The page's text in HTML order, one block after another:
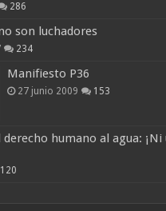
286
son luchadores
234
Manifiesto P36
27 junio 2009 153
humano al agua:
120